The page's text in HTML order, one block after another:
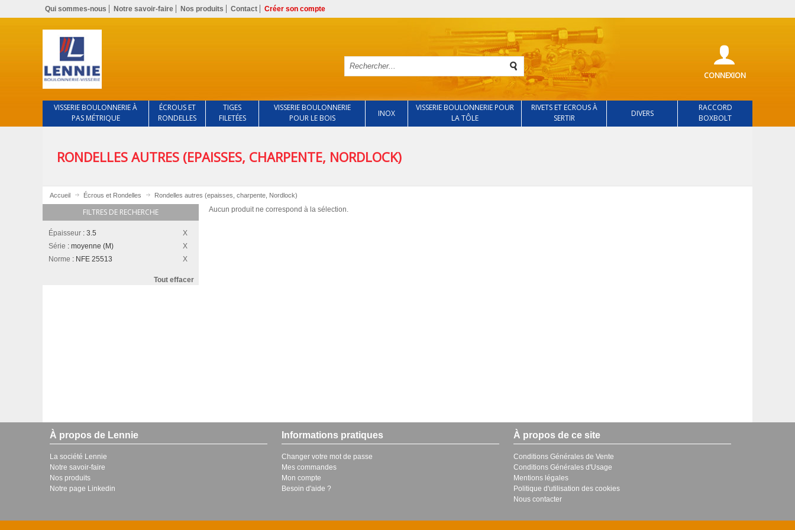
Qui sommes-nous Notre savoir-faire Nos produits Contact Créer son compte
CONNEXION
VISSERIE BOULONNERIE À
PAS MÉTRIQUE
ÉCROUS ET
RONDELLES
TIGES
FILETÉES
VISSERIE BOULONNERIE
POUR LE BOIS
INOX
VISSERIE BOULONNERIE POUR
LA TÔLE
RIVETS ET ECROUS À
SERTIR
DIVERS
RACCORD
BOXBOLT
RONDELLES AUTRES (EPAISSES, CHARPENTE, NORDLOCK)
Accueil Écrous et Rondelles Rondelles autres (epaisses, charpente, Nordlock)
FILTRES DE RECHERCHE
Épaisseur : 3.5
Série : moyenne (M)
Norme : NFE 25513
Tout effacer
Aucun produit ne correspond à la sélection.
À propos de Lennie
La société Lennie
Notre savoir-faire
Nos produits
Notre page Linkedin
Informations pratiques
Changer votre mot de passe
Mes commandes
Mon compte
Besoin d'aide ?
À propos de ce site
Conditions Générales de Vente
Conditions Générales d'Usage
Mentions légales
Politique d'utilisation des cookies
Nous contacter